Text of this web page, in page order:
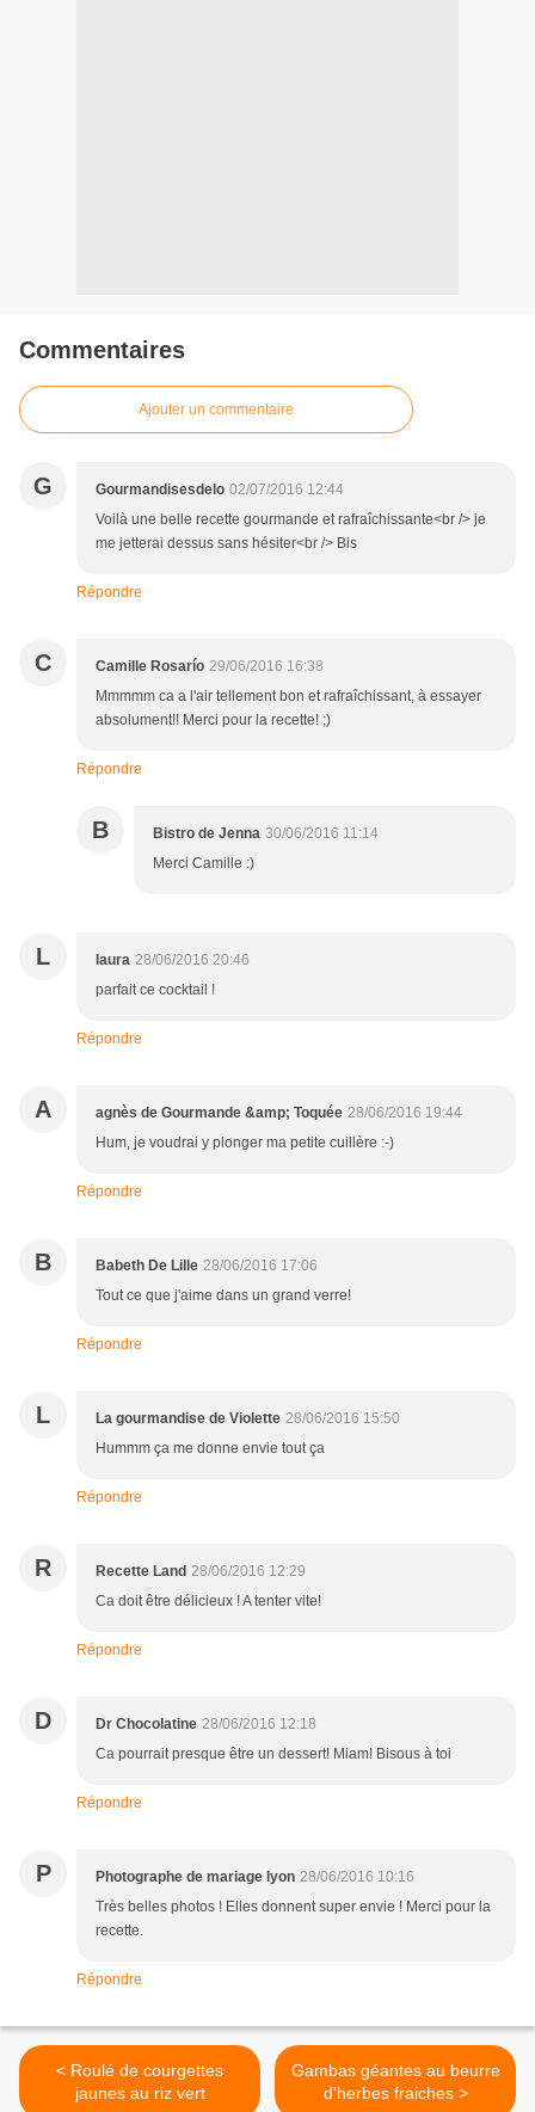
Commentaires
Ajouter un commentaire
G Gourmandisesdelo 02/07/2016 12:44
Voilà une belle recette gourmande et rafraîchissante<br /> je
me jetterai dessus sans hésiter<br /> Bis
Répondre
C Camille Rosarío 29/06/2016 16:38
Mmmmm ca a l'air tellement bon et rafraîchissant, à essayer
absolument!! Merci pour la recette! ;)
Répondre
B Bistro de Jenna 30/06/2016 11:14
Merci Camille :)
L laura 28/06/2016 20:46
parfait ce cocktail !
Répondre
A agnès de Gourmande &amp; Toquée 28/06/2016 19:44
Hum, je voudrai y plonger ma petite cuillère :-)
Répondre
B Babeth De Lille 28/06/2016 17:06
Tout ce que j'aime dans un grand verre!
Répondre
L La gourmandise de Violette 28/06/2016 15:50
Hummm ça me donne envie tout ça
Répondre
R Recette Land 28/06/2016 12:29
Ca doit être délicieux ! A tenter vite!
Répondre
D Dr Chocolatine 28/06/2016 12:18
Ca pourrait presque être un dessert! Miam! Bisous à toi
Répondre
P Photographe de mariage lyon 28/06/2016 10:16
Très belles photos ! Elles donnent super envie ! Merci pour la
recette.
Répondre
< Roulé de courgettes
jaunes au riz vert
Gambas géantes au beurre
d'herbes fraiches >